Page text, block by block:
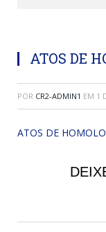
ATOS DE
POR CR2-ADMIN1 EM 1
ATOS DE